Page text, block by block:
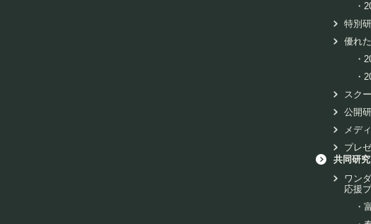
・
特別
優れ
・
・
スク
公開
メデ
プレ
共同研究
ワン
応援
・